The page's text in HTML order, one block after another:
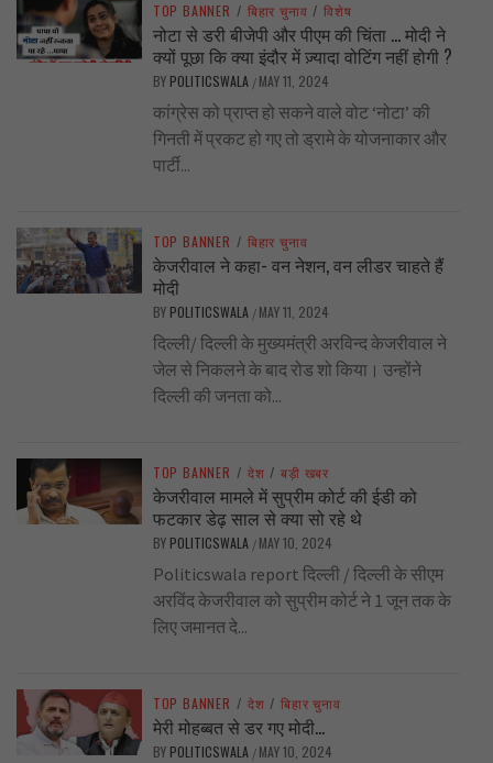
TOP BANNER / बिहार चुनाव / विशेष
नोटा से डरी बीजेपी और पीएम की चिंता … मोदी ने
क्यों पूछा कि क्या इंदौर में ज़्यादा वोटिंग नहीं होगी ?
BY POLITICSWALA / MAY 11, 2024
कांग्रेस को प्राप्त हो सकने वाले वोट ‘नोटा’ की
गिनती में प्रकट हो गए तो ड्रामे के योजनाकार और
पार्टी...
TOP BANNER / बिहार चुनाव
केजरीवाल ने कहा- वन नेशन, वन लीडर चाहते हैं
मोदी
BY POLITICSWALA / MAY 11, 2024
दिल्ली/ दिल्ली के मुख्यमंत्री अरविन्द केजरीवाल ने
जेल से निकलने के बाद रोड शो किया। उन्होंने
दिल्ली की जनता को...
TOP BANNER / देश / बड़ी खबर
केजरीवाल मामले में सुप्रीम कोर्ट की ईडी को
फटकार डेढ़ साल से क्या सो रहे थे
BY POLITICSWALA / MAY 10, 2024
Politicswala report दिल्ली / दिल्ली के सीएम
अरविंद केजरीवाल को सुप्रीम कोर्ट ने 1 जून तक के
लिए जमानत दे...
TOP BANNER / देश / बिहार चुनाव
मेरी मोहब्बत से डर गए मोदी…
BY POLITICSWALA / MAY 10, 2024